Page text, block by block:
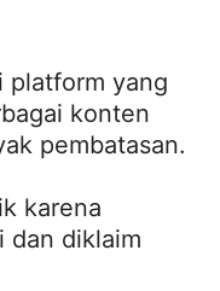
platform yang
konten
pembatasan.
karena
dan diklaim